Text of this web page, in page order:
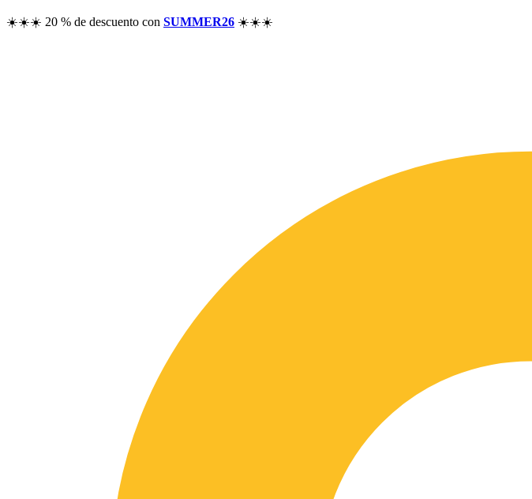
☀️☀️☀️ 20 % de descuento con SUMMER26 ☀️☀️☀️